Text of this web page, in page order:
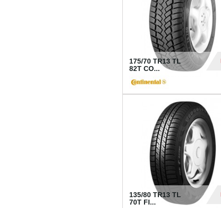
175/70 TR13 TL
82T CO...
135/80 TR13 TL
70T FI...